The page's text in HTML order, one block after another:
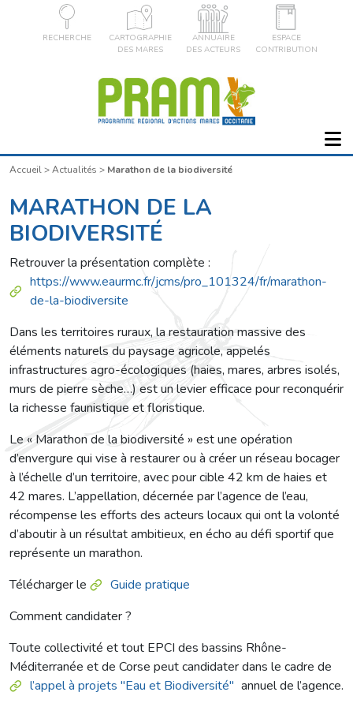
RECHERCHE
CARTOGRAPHIE
DES MARES
ANNUAIRE
DES ACTEURS
ESPACE
CONTRIBUTION
Accueil>Actualités > Marathon de la biodiversité
MARATHON DE LA
BIODIVERSITÉ
Retrouver la présentation complète :
https://www.eaurmc.fr/jcms/pro_101324/fr/marathon-
de-la-biodiversite
Dans les territoires ruraux, la restauration massive des
éléments naturels du paysage agricole, appelés
infrastructures agro-écologiques (haies, mares, arbres isolés,
murs de pierre sèche…) est un levier efficace pour reconquérir
la richesse faunistique et floristique.
Le « Marathon de la biodiversité » est une opération
d’envergure qui vise à restaurer ou à créer un réseau bocager
à l’échelle d’un territoire, avec pour cible 42 km de haies et
42 mares. L’appellation, décernée par l’agence de l’eau,
récompense les efforts des acteurs locaux qui ont la volonté
d’aboutir à un résultat ambitieux, en écho au défi sportif que
représente un marathon.
Télécharger le
Guide pratique
Comment candidater ?
Toute collectivité et tout EPCI des bassins Rhône-
Méditerranée et de Corse peut candidater dans le cadre de
l’appel à projets "Eau et Biodiversité" annuel de l’agence.